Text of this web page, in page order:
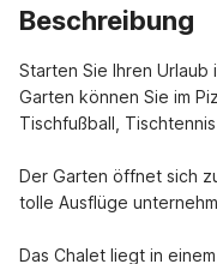
Beschreibung
Starten Sie Ihren
Garten können Sie im
Tischfußball,
Der Garten öffnet sich
tolle Ausflüge
Das Chalet liegt in